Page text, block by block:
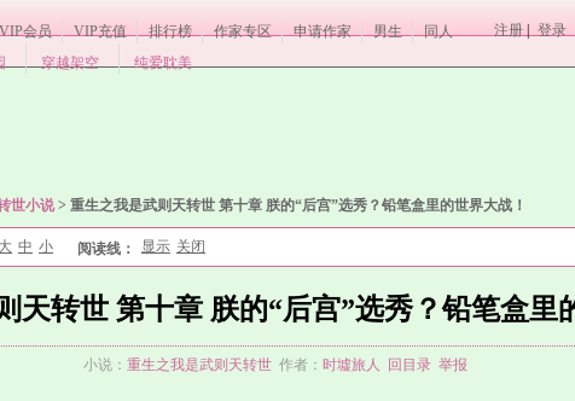
会员 VIP充值 排行榜 作家专区 申请作家 男生 同人 注册
登录
穿越架空 纯爱耽美
世小说> 重生之我是武则天转世 第十章 朕的“后宫”选秀？铅笔盒里的世界大战！
大 中 小 阅读线： 显示 关闭
天转世 第十章 朕的“后宫”选秀？铅笔盒里
小说： 重生之我是武则天转世 作者： 时墟旅人 回目录 举报